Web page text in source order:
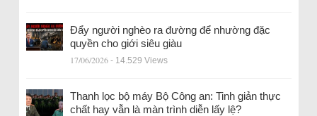
Đẩy người nghèo ra đường để nhường đặc
quyền cho giới siêu giàu
17/06/2026 - 14.529 Views
Thanh lọc bộ máy Bộ Công an: Tinh giản thực
chất hay vẫn là màn trình diễn lấy lệ?